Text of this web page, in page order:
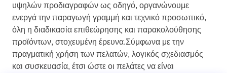
υψηλών προδιαγραφών ως οδηγό, οργανώνουμε
ενεργά την παραγωγή γραμμή και τεχνικό προσωπικό,
όλη η διαδικασία επιθεώρησης και παρακολούθησης
προϊόντων, στοχευμένη έρευνα.Σύμφωνα με την
πραγματική χρήση των πελατών, λογικός σχεδιασμός
και συσκευασία, έτσι ώστε οι πελάτες να είναι